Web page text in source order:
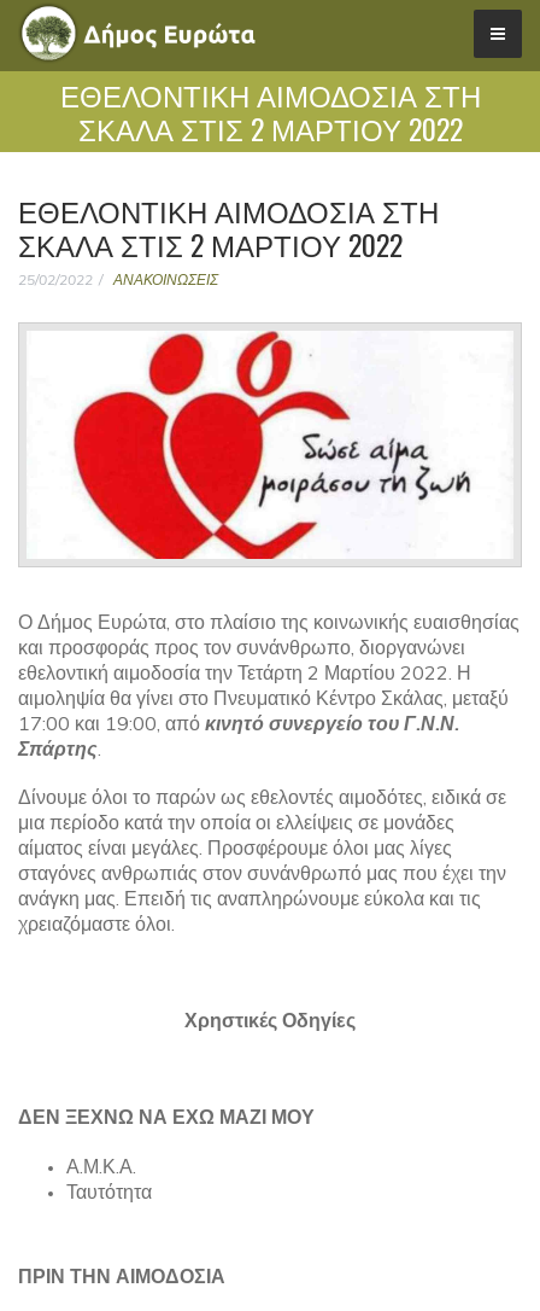
ΕΘΕΛΟΝΤΙΚΗ ΑΙΜΟΔΟΣΙΑ ΣΤΗ
ΣΚΑΛΑ ΣΤΙΣ 2 ΜΑΡΤΙΟΥ 2022
ΕΘΕΛΟΝΤΙΚΗ ΑΙΜΟΔΟΣΙΑ ΣΤΗ
ΣΚΑΛΑ ΣΤΙΣ 2 ΜΑΡΤΙΟΥ 2022
25/02/2022 ΑΝΑΚΟΙΝΩΣΕΙΣ
Ο Δήμος Ευρώτα, στο πλαίσιο της κοινωνικής ευαισθησίας
και προσφοράς προς τον συνάνθρωπο, διοργανώνει
εθελοντική αιμοδοσία την Τετάρτη 2 Μαρτίου 2022. Η
αιμοληψία θα γίνει στο Πνευματικό Κέντρο Σκάλας, μεταξύ
17:00 και 19:00, από κινητό συνεργείο του Γ.Ν.Ν.
Σπάρτης
Δίνουμε όλοι το παρών ως εθελοντές αιμοδότες, ειδικά σε
μια περίοδο κατά την οποία οι ελλείψεις σε μονάδες
αίματος είναι μεγάλες. Προσφέρουμε όλοι μας λίγες
σταγόνες ανθρωπιάς στον συνάνθρωπό μας που έχει την
ανάγκη μας. Επειδή τις αναπληρώνουμε εύκολα και τις
χρειαζόμαστε όλοι.
Χρηστικές Οδηγίες
ΔΕΝ ΞΕΧΝΩ ΝΑ ΕΧΩ ΜΑΖΙ ΜΟΥ
Α.Μ.Κ.Α.
Ταυτότητα
ΠΡΙΝ ΤΗΝ ΑΙΜΟΔΟΣΙΑ